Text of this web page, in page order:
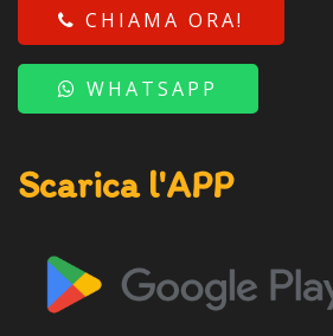
CHIAMA ORA!
WHATSAPP
Scarica l'APP